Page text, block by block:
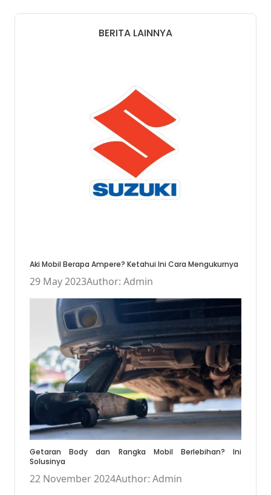
BERITA LAINNYA
Aki Mobil Berapa Ampere? Ketahui Ini Cara Mengukurnya
29 May 2023Author: Admin
Getaran Body dan Rangka Mobil Berlebihan? Ini
Solusinya
22 November 2024Author: Admin